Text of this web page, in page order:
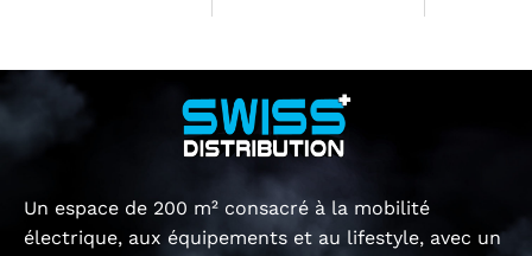
Un espace de 200 m² consacré à la mobilité
électrique, aux équipements et au lifestyle, avec un